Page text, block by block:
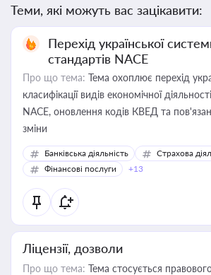
Теми, які можуть вас зацікавити:
Перехід української
стандартів NACE
Про що тема: Тема охоплює перехід
класифікації видів економічної
NACE, оновлення кодів КВЕД та
зміни
Банківська діяльність
Страхова
Фінансові послуги
+13
Ліцензії, дозволи
Про що тема: Тема стосується